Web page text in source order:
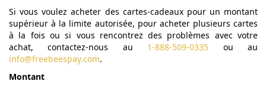
Si vous voulez acheter des cartes-cadeaux pour un montant
supérieur à la limite autorisée, pour acheter plusieurs cartes
à la fois ou si vous rencontrez des problèmes avec votre
achat, contactez-nous au 1-888-509-0335 ou au
info@freebeespay.com.
Montant